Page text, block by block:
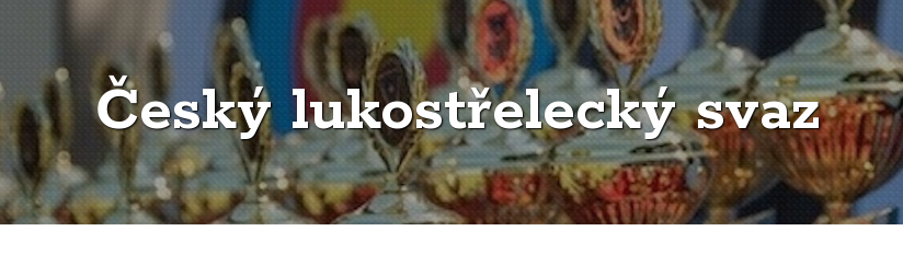
Český lukostřelecký svaz